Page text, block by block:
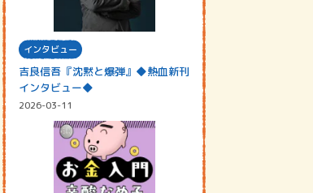
インタビュー
吉良信吾『沈黙と爆弾』◆熱血新刊
インタビュー◆
2026-03-11